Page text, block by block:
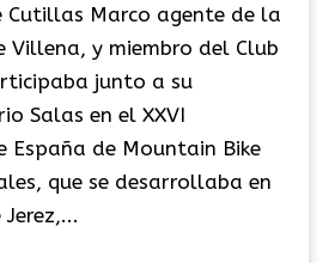
Cutillas Marco agente de la
Villena, y miembro del Club
junto a su
Salas en el XXVI
España de Mountain Bike
que se desarrollaba en